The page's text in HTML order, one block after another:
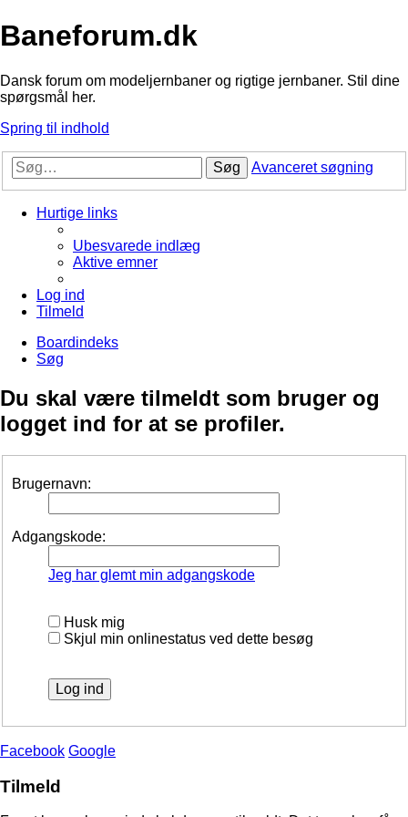
Baneforum.dk
Dansk forum om modeljernbaner og rigtige jernbaner. Stil dine
spørgsmål her.
Spring til indhold
Søg Avanceret søgning
Hurtige links
Ubesvarede indlæg
Aktive emner
Log ind
Tilmeld
Boardindeks
Søg
Du skal være tilmeldt som bruger og
logget ind for at se profiler.
Brugernavn:
Adgangskode:
Jeg har glemt min adgangskode
Husk mig
Skjul min onlinestatus ved dette besøg
Facebook Google
Tilmeld